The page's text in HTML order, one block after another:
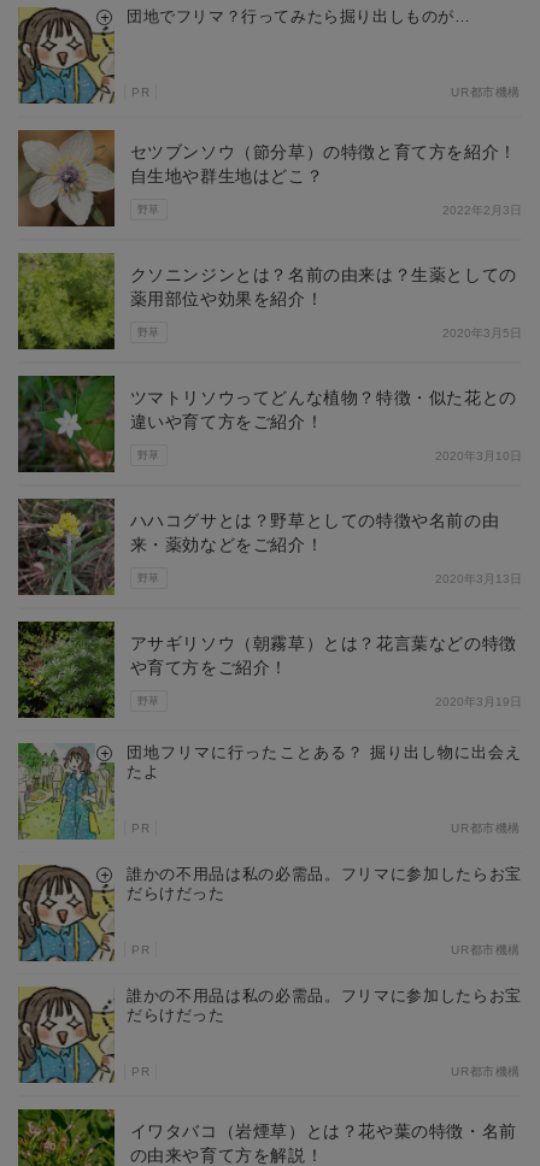
団地でフリマ？行ってみたら掘り出しものが…
PR UR都市機構
野草
セツブンソウ（節分草）の特徴と育て方を紹介！
自生地や群生地はどこ？
2022年2月3日
野草
クソニンジンとは？名前の由来は？生薬としての
薬用部位や効果を紹介！
2020年3月5日
野草
ツマトリソウってどんな植物？特徴・似た花との
違いや育て方をご紹介！
2020年3月10日
野草
ハハコグサとは？野草としての特徴や名前の由
来・薬効などをご紹介！
2020年3月13日
野草
アサギリソウ（朝霧草）とは？花言葉などの特徴
や育て方をご紹介！
2020年3月19日
団地フリマに行ったことある？ 掘り出し物に出会え
たよ
PR UR都市機構
誰かの不用品は私の必需品。フリマに参加したらお宝
だらけだった
PR UR都市機構
誰かの不用品は私の必需品。フリマに参加したらお宝
だらけだった
PR UR都市機構
イワタバコ（岩煙草）とは？花や葉の特徴・名前
の由来や育て方を解説！